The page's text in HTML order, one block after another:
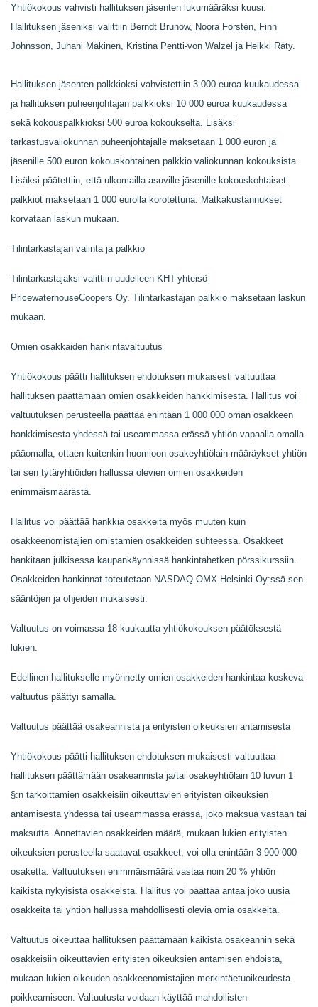
Yhtiökokous vahvisti hallituksen jäsenten lukumääräksi kuusi.
Hallituksen jäseniksi valittiin Berndt Brunow, Noora Forstén, Finn
Johnsson, Juhani Mäkinen, Kristina Pentti-von Walzel ja Heikki Räty.
Hallituksen jäsenten palkkioksi vahvistettiin 3 000 euroa kuukaudessa
ja hallituksen puheenjohtajan palkkioksi 10 000 euroa kuukaudessa
sekä kokouspalkkioksi 500 euroa kokoukselta. Lisäksi
tarkastusvaliokunnan puheenjohtajalle maksetaan 1 000 euron ja
jäsenille 500 euron kokouskohtainen palkkio valiokunnan kokouksista.
Lisäksi päätettiin, että ulkomailla asuville jäsenille kokouskohtaiset
palkkiot maksetaan 1 000 eurolla korotettuna. Matkakustannukset
korvataan laskun mukaan.
Tilintarkastajan valinta ja palkkio
Tilintarkastajaksi valittiin uudelleen KHT-yhteisö
PricewaterhouseCoopers Oy. Tilintarkastajan palkkio maksetaan laskun
mukaan.
Omien osakkaiden hankintavaltuutus
Yhtiökokous päätti hallituksen ehdotuksen mukaisesti valtuuttaa
hallituksen päättämään omien osakkeiden hankkimisesta. Hallitus voi
valtuutuksen perusteella päättää enintään 1 000 000 oman osakkeen
hankkimisesta yhdessä tai useammassa erässä yhtiön vapaalla omalla
pääomalla, ottaen kuitenkin huomioon osakeyhtiölain määräykset yhtiön
tai sen tytäryhtiöiden hallussa olevien omien osakkeiden
enimmäismäärästä.
Hallitus voi päättää hankkia osakkeita myös muuten kuin
osakkeenomistajien omistamien osakkeiden suhteessa. Osakkeet
hankitaan julkisessa kaupankäynnissä hankintahetken pörssikurssiin.
Osakkeiden hankinnat toteutetaan NASDAQ OMX Helsinki Oy:ssä sen
sääntöjen ja ohjeiden mukaisesti.
Valtuutus on voimassa 18 kuukautta yhtiökokouksen päätöksestä
lukien.
Edellinen hallitukselle myönnetty omien osakkeiden hankintaa koskeva
valtuutus päättyi samalla.
Valtuutus päättää osakeannista ja erityisten oikeuksien antamisesta
Yhtiökokous päätti hallituksen ehdotuksen mukaisesti valtuuttaa
hallituksen päättämään osakeannista ja/tai osakeyhtiölain 10 luvun 1
§:n tarkoittamien osakkeisiin oikeuttavien erityisten oikeuksien
antamisesta yhdessä tai useammassa erässä, joko maksua vastaan tai
maksutta. Annettavien osakkeiden määrä, mukaan lukien erityisten
oikeuksien perusteella saatavat osakkeet, voi olla enintään 3 900 000
osaketta. Valtuutuksen enimmäismäärä vastaa noin 20 % yhtiön
kaikista nykyisistä osakkeista. Hallitus voi päättää antaa joko uusia
osakkeita tai yhtiön hallussa mahdollisesti olevia omia osakkeita.
Valtuutus oikeuttaa hallituksen päättämään kaikista osakeannin sekä
osakkeisiin oikeuttavien erityisten oikeuksien antamisen ehdoista,
mukaan lukien oikeuden osakkeenomistajien merkintäetuoikeudesta
poikkeamiseen. Valtuutusta voidaan käyttää mahdollisten